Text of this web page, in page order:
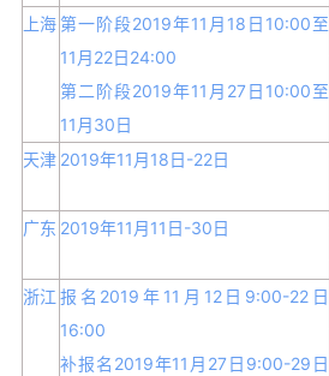
上海 第一阶段2019年11月18日10:00至
11月22日24:00
第二阶段2019年11月27日10:00至
11月30日
天津 2019年11月18日-22日
广东 2019年11月11日-30日
浙江 报名2019年11月12日9:00-22日
16:00
补报名2019年11月27日9:00-29日